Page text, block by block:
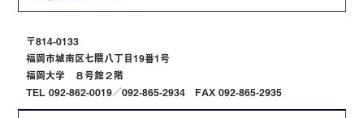
〒814-0133
福岡市城南区七隈八丁目19番1号
福岡大学 ８号館２階
TEL 092-862-0019／092-865-2934 FAX 092-865-2935